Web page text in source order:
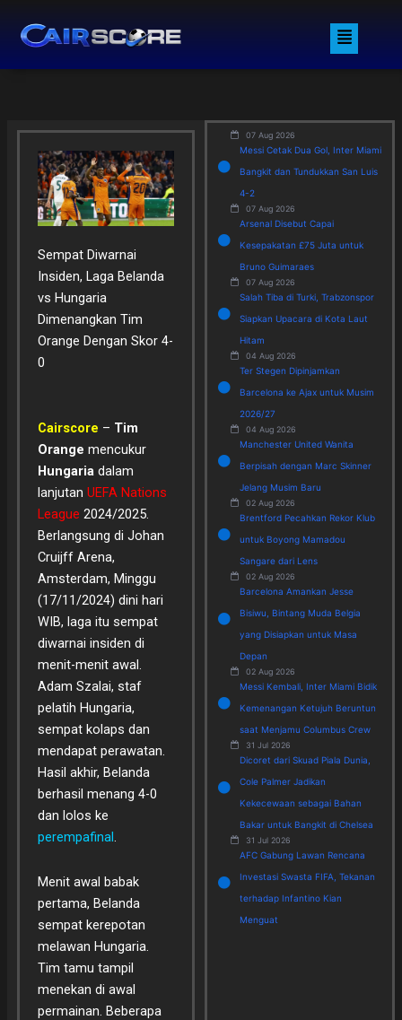
content
Menu
Sempat Diwarnai
Insiden, Laga Belanda
vs Hungaria
Dimenangkan Tim
Orange Dengan Skor 4-
0
Cairscore – Tim
Orange mencukur
Hungaria dalam
lanjutan UEFA Nations
League 2024/2025.
Berlangsung di Johan
Cruijff Arena,
Amsterdam, Minggu
(17/11/2024) dini hari
WIB, laga itu sempat
diwarnai insiden di
menit-menit awal.
Adam Szalai, staf
pelatih Hungaria,
sempat kolaps dan
mendapat perawatan.
Hasil akhir, Belanda
berhasil menang 4-0
dan lolos ke
perempafinal.
Menit awal babak
pertama, Belanda
sempat kerepotan
melawan Hungaria.
Tim tamu tampil
menekan di awal
permainan. Beberapa
07 Aug 2026
Messi Cetak Dua Gol, Inter Miami
Bangkit dan Tundukkan San Luis
4-2
07 Aug 2026
Arsenal Disebut Capai
Kesepakatan £75 Juta untuk
Bruno Guimaraes
07 Aug 2026
Salah Tiba di Turki, Trabzonspor
Siapkan Upacara di Kota Laut
Hitam
04 Aug 2026
Ter Stegen Dipinjamkan
Barcelona ke Ajax untuk Musim
2026/27
04 Aug 2026
Manchester United Wanita
Berpisah dengan Marc Skinner
Jelang Musim Baru
02 Aug 2026
Brentford Pecahkan Rekor Klub
untuk Boyong Mamadou
Sangare dari Lens
02 Aug 2026
Barcelona Amankan Jesse
Bisiwu, Bintang Muda Belgia
yang Disiapkan untuk Masa
Depan
02 Aug 2026
Messi Kembali, Inter Miami Bidik
Kemenangan Ketujuh Beruntun
saat Menjamu Columbus Crew
31 Jul 2026
Dicoret dari Skuad Piala Dunia,
Cole Palmer Jadikan
Kekecewaan sebagai Bahan
Bakar untuk Bangkit di Chelsea
31 Jul 2026
AFC Gabung Lawan Rencana
Investasi Swasta FIFA, Tekanan
terhadap Infantino Kian
Menguat